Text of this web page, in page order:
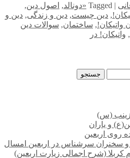
|
Tagged «دونالد, اصول دین,
, دین چیست, دین و زندگی, دین و
واتيكان!, ساختمان, سوالات دین
, واتيكان! در
(س)
و یاران
روی اربعین
کربلا (شرح اجمالی زیارت اربعین)